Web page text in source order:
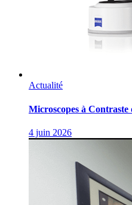
Actualité
Microscopes à Contraste
4 juin 2026